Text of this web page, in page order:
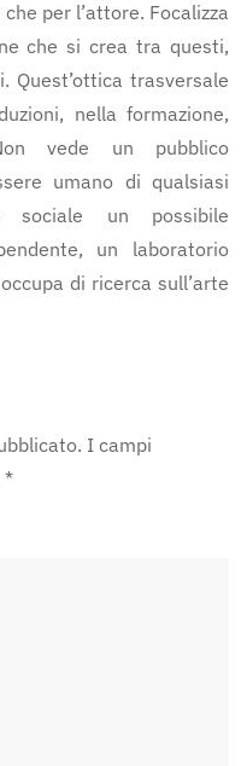
per l’attore. Focalizza
che si crea tra questi,
Quest’ottica trasversale
nella formazione,
vede un pubblico
umano di qualsiasi
sociale un possibile
un laboratorio
di ricerca sull’arte
I campi
*